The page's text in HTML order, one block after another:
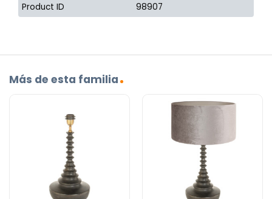
Product ID
98907
Más de esta familia